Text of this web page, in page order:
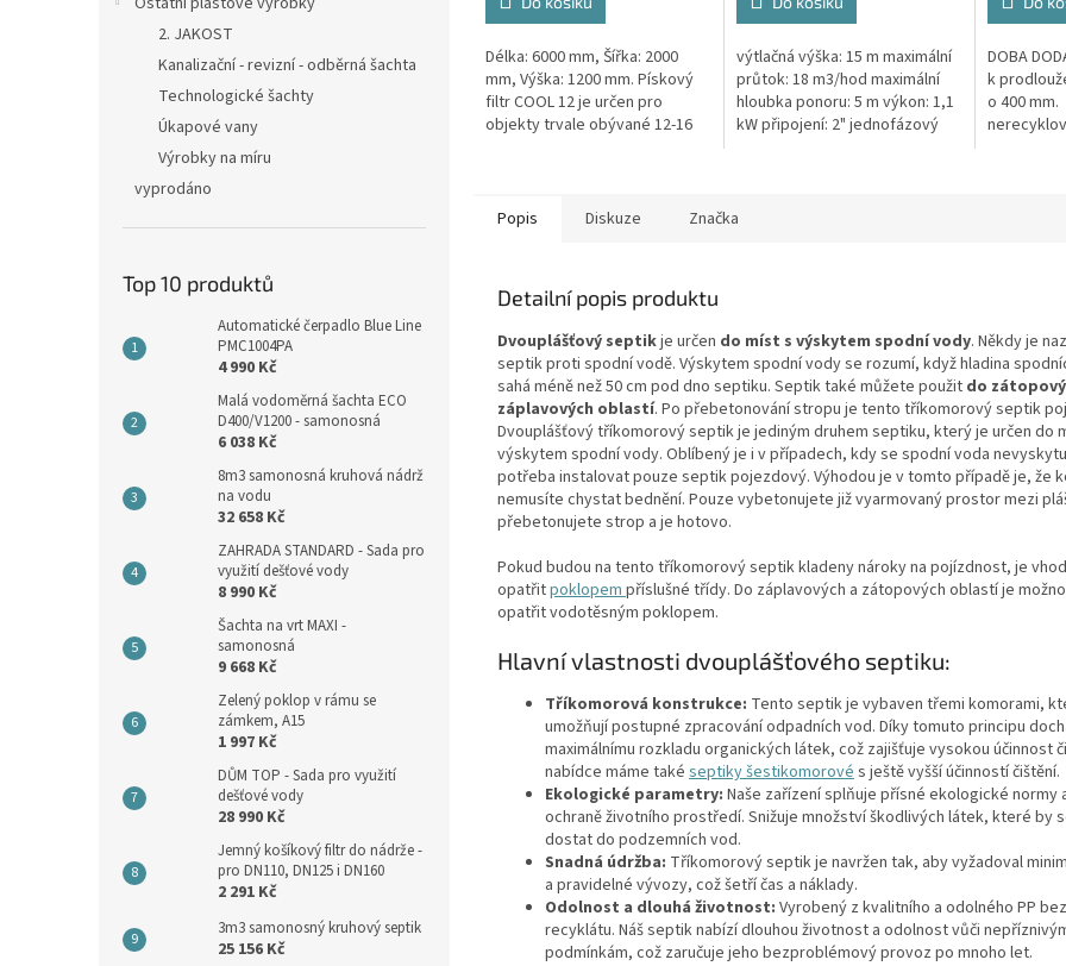
2. JAKOST
Kanalizační - revizní - odběrná šachta
Technologické šachty
Úkapové vany
Výrobky na míru
vyprodáno
Top 10 produktů
Automatické čerpadlo Blue Line
PMC1004PA
4 990 Kč
Malá vodoměrná šachta ECO
D400/V1200 - samonosná
6 038 Kč
8m3 samonosná kruhová nádrž
na vodu
32 658 Kč
ZAHRADA STANDARD - Sada pro
využití dešťové vody
8 990 Kč
Šachta na vrt MAXI -
samonosná
9 668 Kč
Zelený poklop v rámu se
zámkem, A15
1 997 Kč
DŮM TOP - Sada pro využití
dešťové vody
28 990 Kč
Jemný košíkový filtr do nádrže -
pro DN110, DN125 i DN160
2 291 Kč
3m3 samonosný kruhový septik
25 156 Kč
Délka: 6000 mm, Šířka: 2000
mm, Výška: 1200 mm. Pískový
filtr COOL 12 je určen pro
objekty trvale obývané 12-16
5
hvězdiček.
výtlačná výška: 15 m maximální
průtok: 18 m3/hod maximální
hloubka ponoru: 5 m výkon: 1,1
kW připojení: 2" jednofázový
DOBA
k
o 400
Popis
Diskuze Značka
Detailní popis produktu
Dvouplášťový septikje určen do míst s výskytem spodní vody. Někdy je
septik proti spodní vodě. Výskytem spodní vody se rozumí, když hladina
sahá méně než 50 cm pod dno septiku. Septik také můžete použit do
záplavových oblastí. Po přebetonování stropu je tento tříkomorový septik
Dvouplášťový tříkomorový septik je jediným druhem septiku, který je určen do
výskytem spodní vody. Oblíbený je i v případech, kdy se spodní voda
potřeba instalovat pouze septik pojezdový. Výhodou je v tomto případě je, že
nemusíte chystat bednění. Pouze vybetonujete již vyarmovaný prostor mezi
přebetonujete strop a je hotovo.
Pokud budou na tento tříkomorový septik kladeny nároky na pojízdnost, je
opatřitpoklopempříslušné třídy. Do záplavových a zátopových oblastí je
opatřit vodotěsným poklopem.
Hlavní vlastnosti dvouplášťového septiku:
Tříkomorová konstrukce: Tento septik je vybaven třemi komorami,
umožňují postupné zpracování odpadních vod. Díky tomuto principu
maximálnímu rozkladu organických látek, což zajišťuje vysokou účinnost
nabídce máme také septiky šestikomorové s ještě vyšší účinností čištění.
Ekologické parametry: Naše zařízení splňuje přísné ekologické normy
ochraně životního prostředí. Snižuje množství škodlivých látek, které by
dostat do podzemních vod.
Snadná údržba: Tříkomorový septik je navržen tak, aby vyžadoval
a pravidelné vývozy, což šetří čas a náklady.
Odolnost a dlouhá životnost: Vyrobený z kvalitního a odolného PP
recyklátu. Náš septik nabízí dlouhou životnost a odolnost vůči
podmínkám, což zaručuje jeho bezproblémový provoz po mnoho let.